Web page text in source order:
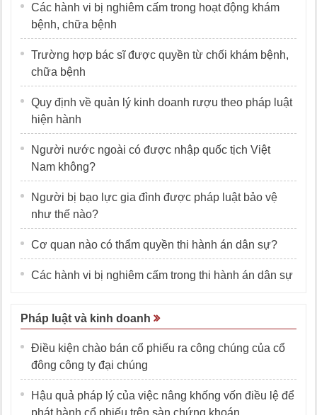
Các hành vi bị nghiêm cấm trong hoạt động khám
bệnh, chữa bệnh
Trường hợp bác sĩ được quyền từ chối khám bệnh,
chữa bệnh
Quy định về quản lý kinh doanh rượu theo pháp luật
hiện hành
Người nước ngoài có được nhập quốc tịch Việt
Nam không?
Người bị bạo lực gia đình được pháp luật bảo vệ
như thế nào?
Cơ quan nào có thẩm quyền thi hành án dân sự?
Các hành vi bị nghiêm cấm trong thi hành án dân sự
Pháp luật và kinh doanh
Điều kiện chào bán cổ phiếu ra công chúng của cổ
đông công ty đại chúng
Hậu quả pháp lý của việc nâng khống vốn điều lệ để
phát hành cổ phiếu trên sàn chứng khoán